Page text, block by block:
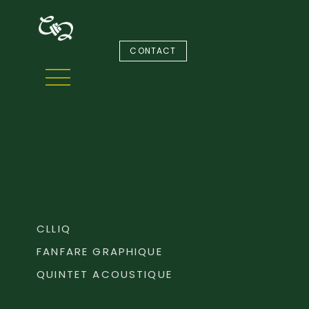
CONTACT
CLLIQ
FANFARE GRAPHIQUE
QUINTET ACOUSTIQUE